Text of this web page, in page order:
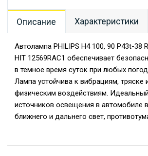
Описание Характеристики
Автолампа PHILIPS H4 100, 90 P43t-38
HIT 12569RAC1 обеспечивает
в темное время суток при любых
Лампа устойчива к вибрациям, тряске
физическим воздействиям.
источников освещения в автомобиле
ближнего и дальнего свет,